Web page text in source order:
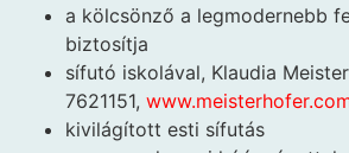
a kölcsönző a legmodernebb
biztosítja
sífutó iskolával, Klaudia
7621151,
kivilágított esti sífutás